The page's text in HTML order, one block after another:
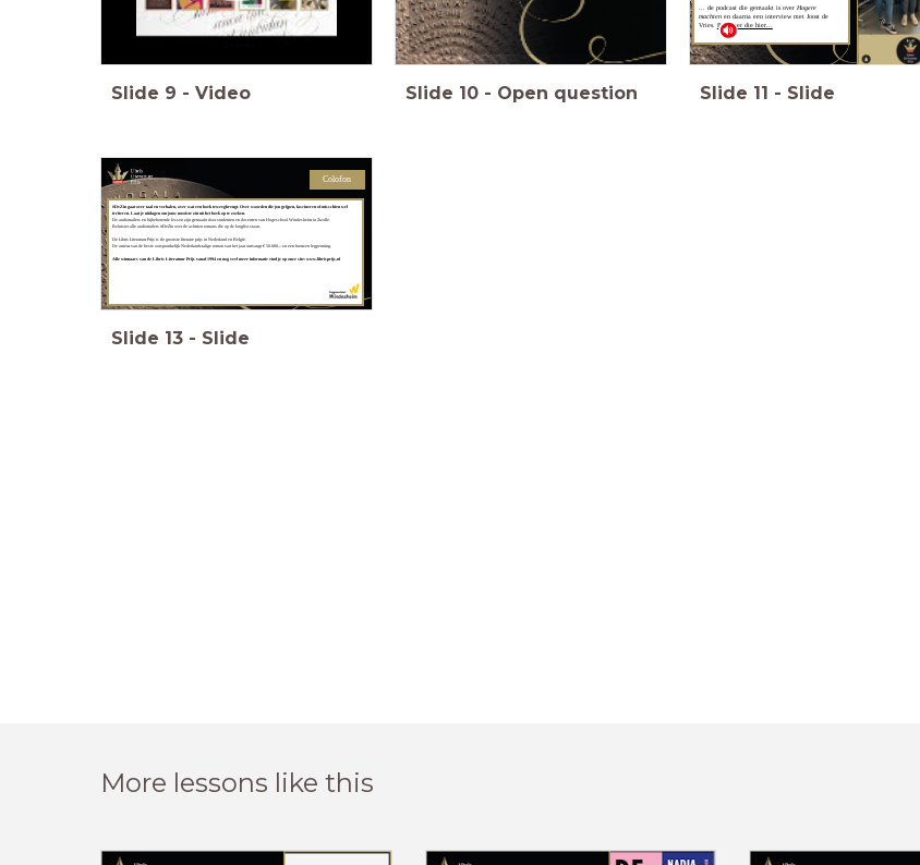
Slide 9 - Video Slide 10 - Open question
... de podcast die gemaakt is over Hogere
machten en daarna een interview met Joost de
Vries. Beluister die hier...
Slide 11 - Slide
Colofon
#DeZin gaat over taal en verhalen, over wat een boek teweegbrengt. Over woorden die jou grijpen, fascineren of misschien wel
irriteren. Laat je uitdagen om jouw mooiste zin uit het boek op te zoeken.
De audiotrailers en bijbehorende lessen zijn gemaakt door studenten en docenten van Hogeschool Windesheim in Zwolle.
Beluister alle audiotrailers #DeZin over de achttien romans die op de longlist staan.
De Libris Literatuur Prijs is de grootste literaire prijs in Nederland en België.
De auteur van de beste oorspronkelijk Nederlandstalige roman van het jaarontvangt € 50.000,-- en een bronzen legpenning.
Alle winnaars van de Libris Literatuur Prijs vanaf 1994 en nog veel meer informatie vind je op onze site: www.librisprijs.nl
Slide 13 - Slide
More lessons like this